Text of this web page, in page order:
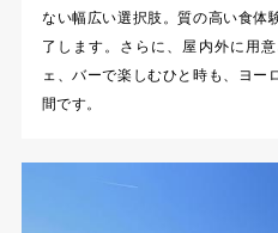
ない幅広い選択肢。質の高い食体
了します。さらに、屋内外に用
ェ、バーで楽しむひと時も、ヨー
間です。